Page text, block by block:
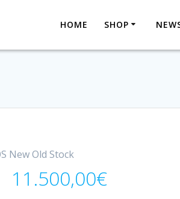
HOME SHOP
New Old Stock
11.500,00€